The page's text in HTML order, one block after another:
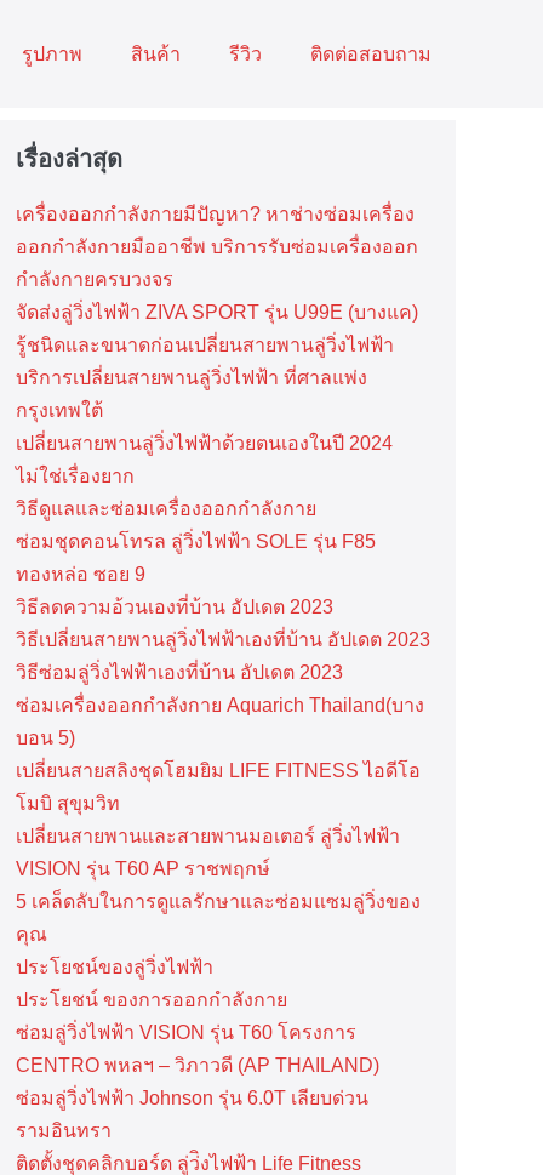
รูปภาพ สินค้า รีวิว ติดต่อสอบถาม
เรื่องล่าสุด
เครื่องออกกำลังกายมีปัญหา? หาช่างซ่อมเครื่อง
ออกกำลังกายมืออาชีพ บริการรับซ่อมเครื่องออก
กำลังกายครบวงจร
จัดส่งลู่วิ่งไฟฟ้า ZIVA SPORT รุ่น U99E (บางแค)
รู้ชนิดและขนาดก่อนเปลี่ยนสายพานลู่วิ่งไฟฟ้า
บริการเปลี่ยนสายพานลู่วิ่งไฟฟ้า ที่​ศาลแพ่ง
กรุงเทพ​ใต้
เปลี่ยนสายพานลู่วิ่งไฟฟ้าด้วยตนเองในปี 2024
ไม่ใช่เรื่องยาก
วิธีดูแลและซ่อมเครื่องออกกำลังกาย
ซ่อมชุดคอนโทรล ลู่วิ่งไฟฟ้า SOLE รุ่น F85
ทองหล่อ ซอย 9
วิธีลดความอ้วนเองที่บ้าน อัปเดต 2023
วิธีเปลี่ยนสายพานลู่วิ่งไฟฟ้าเองที่บ้าน อัปเดต 2023
วิธีซ่อมลู่วิ่งไฟฟ้าเองที่บ้าน อัปเดต 2023
ซ่อมเครื่องออกกำลังกาย Aquarich Thailand(บาง
บอน 5)
เปลี่ยนสายสลิงชุดโฮมยิม LIFE FITNESS ไอดีโอ
โมบิ สุขุมวิท
เปลี่ยนสายพานและสายพานมอเตอร์ ลู่วิ่งไฟฟ้า
VISION รุ่น T60 AP ราชพฤกษ์
5 เคล็ดลับในการดูแลรักษาและซ่อมแซมลู่วิ่งของ
คุณ
ประโยชน์ของลู่วิ่งไฟฟ้า
ประโยชน์ ของการออกกำลังกาย
ซ่อมลู่วิ่งไฟฟ้า VISION รุ่น T60 โครงการ
CENTRO พหลฯ – วิภาวดี (AP THAILAND)
ซ่อมลู่วิ่งไฟฟ้า Johnson รุ่น 6.0T เลียบด่วน
รามอินทรา
ติดตั้งชุดคลิกบอร์ด ลู่ว่ิงไฟฟ้า Life Fitness